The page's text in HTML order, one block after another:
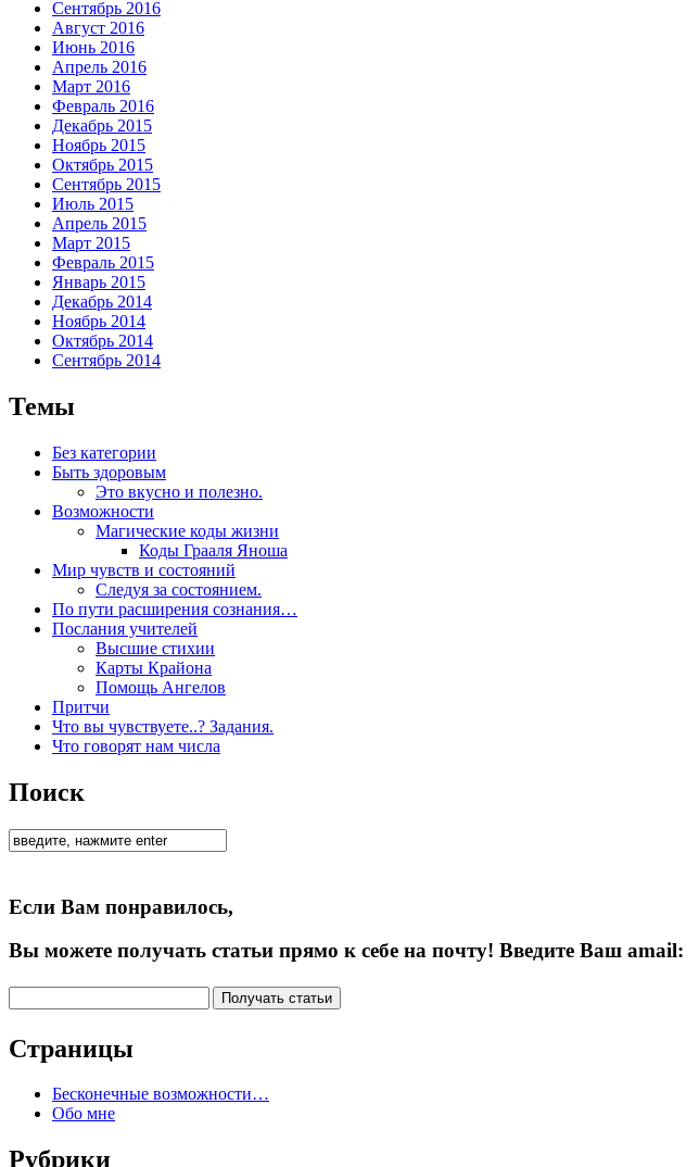
Сентябрь 2016
Август 2016
Июнь 2016
Апрель 2016
Март 2016
Февраль 2016
Декабрь 2015
Ноябрь 2015
Октябрь 2015
Сентябрь 2015
Июль 2015
Апрель 2015
Март 2015
Февраль 2015
Январь 2015
Декабрь 2014
Ноябрь 2014
Октябрь 2014
Сентябрь 2014
Темы
Без категории
Быть здоровым
Это вкусно и полезно.
Возможности
Магические коды жизни
Коды Грааля Яноша
Мир чувств и состояний
Следуя за состоянием.
По пути расширения сознания…
Послания учителей
Высшие стихии
Карты Крайона
Помощь Ангелов
Притчи
Что вы чувствуете..? Задания.
Что говорят нам числа
Поиск
Если Вам понравилось,
Вы можете получать статьи прямо к себе на почту! Введите Ваш amail:
Страницы
Бесконечные возможности…
Обо мне
Рубрики